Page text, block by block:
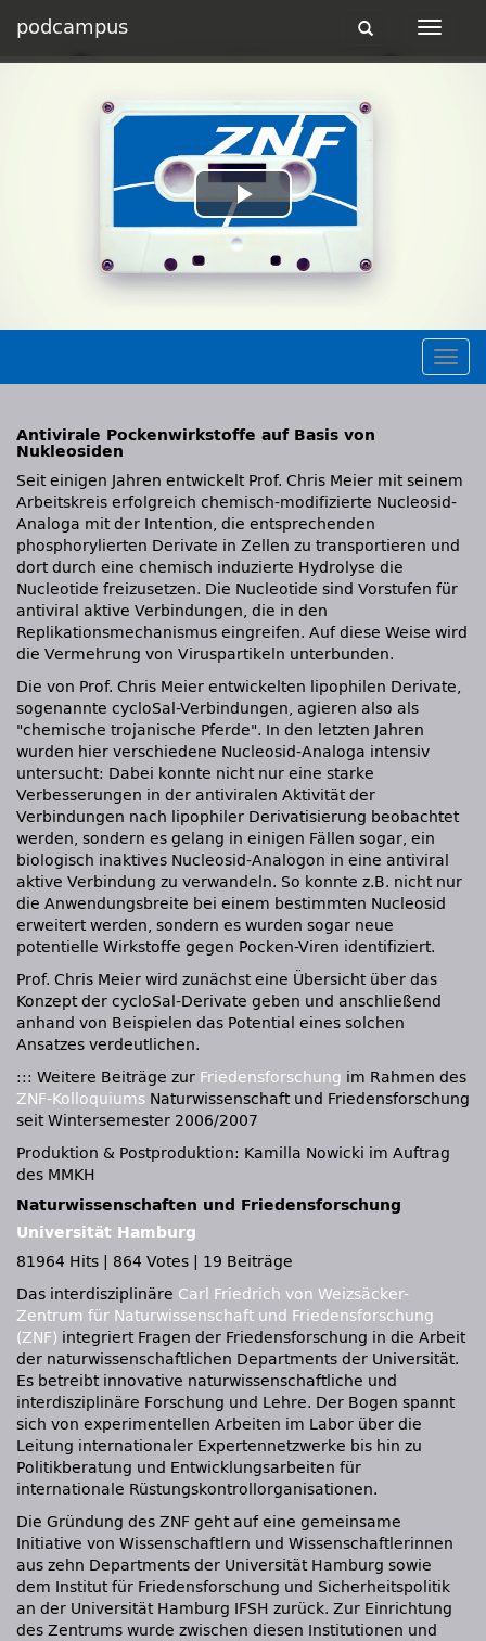
podcampus
Toggle
Toggle
Play
Video
Antivirale Pockenwirkstoffe auf Basis von
Nukleosiden
Seit einigen Jahren entwickelt Prof. Chris Meier mit seinem
Arbeitskreis erfolgreich chemisch-modifizierte Nucleosid-
Analoga mit der Intention, die entsprechenden
phosphorylierten Derivate in Zellen zu transportieren und
dort durch eine chemisch induzierte Hydrolyse die
Nucleotide freizusetzen. Die Nucleotide sind Vorstufen für
antiviral aktive Verbindungen, die in den
Replikationsmechanismus eingreifen. Auf diese Weise wird
die Vermehrung von Viruspartikeln unterbunden.
Die von Prof. Chris Meier entwickelten lipophilen Derivate,
sogenannte cycloSal-Verbindungen, agieren also als
chemische trojanische Pferde . In den letzten Jahren
wurden hier verschiedene Nucleosid-Analoga intensiv
untersucht: Dabei konnte nicht nur eine starke
Verbesserungen in der antiviralen Aktivität der
Verbindungen nach lipophiler Derivatisierung beobachtet
werden, sondern es gelang in einigen Fällen sogar, ein
biologisch inaktives Nucleosid-Analogon in eine antiviral
aktive Verbindung zu verwandeln. So konnte z.B. nicht nur
die Anwendungsbreite bei einem bestimmten Nucleosid
erweitert werden, sondern es wurden sogar neue
potentielle Wirkstoffe gegen Pocken-Viren identifiziert.
Prof. Chris Meier wird zunächst eine Übersicht über das
Konzept der cycloSal-Derivate geben und anschließend
anhand von Beispielen das Potential eines solchen
Ansatzes verdeutlichen.
::: Weitere Beiträge zur Friedensforschung im Rahmen des
ZNF-Kolloquiums Naturwissenschaft und Friedensforschung
seit Wintersemester 2006/2007
Produktion & Postproduktion: Kamilla Nowicki im Auftrag
des MMKH
Naturwissenschaften und Friedensforschung
Universität Hamburg
81964 Hits
864 Votes
19 Beiträge
Das interdisziplinäre Carl Friedrich von Weizsäcker-
Zentrum für Naturwissenschaft und Friedensforschung
(ZNF) integriert Fragen der Friedensforschung in die Arbeit
der naturwissenschaftlichen Departments der Universität.
Es betreibt innovative naturwissenschaftliche und
interdisziplinäre Forschung und Lehre. Der Bogen spannt
sich von experimentellen Arbeiten im Labor über die
Leitung internationaler Expertennetzwerke bis hin zu
Politikberatung und Entwicklungsarbeiten für
internationale Rüstungskontrollorganisationen.
Die Gründung des ZNF geht auf eine gemeinsame
Initiative von Wissenschaftlern und Wissenschaftlerinnen
aus zehn Departments der Universität Hamburg sowie
dem Institut für Friedensforschung und Sicherheitspolitik
an der Universität Hamburg IFSH zurück. Zur Einrichtung
des Zentrums wurde zwischen diesen Institutionen und